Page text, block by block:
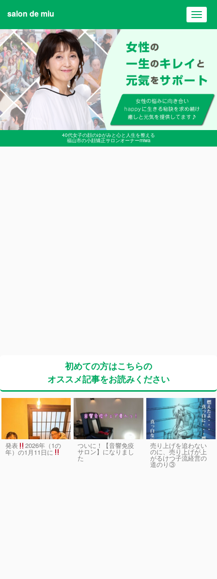
40代女子の顔のゆがみと心と人生を整える
福山市の小顔矯正サロンオーナーmiwa
salon de miu
初めての方はこちらの
オススメ記事をお読みください
発表 2026年（1の
年）の1月11日に
ついに！【音響免疫
サロン】になりまし
た
売り上げを追わない
のに、売り上げが上
がるけつ子流経営の
道のり③